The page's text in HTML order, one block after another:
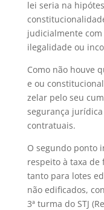
lei seria na
judicialmente
ilegalidade ou
Como não houve
e ou
zelar pelo seu
segurança
contratuais.
O segundo ponto
respeito à taxa de
tanto para lotes
não edificados,
3ª turma do STJ